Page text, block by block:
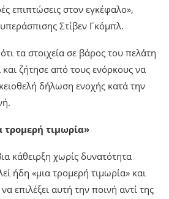
επιπτώσεις στον εγκέφαλο»,
Στίβεν Γκόμπλ.
τα στοιχεία σε βάρος του πελάτη
και ζήτησε από τους ενόρκους να
δήλωση ενοχής κατά την
τρομερή τιμωρία»
κάθειρξη χωρίς δυνατότητα
ήδη «μια τρομερή τιμωρία» και
επιλέξει αυτή την ποινή αντί της